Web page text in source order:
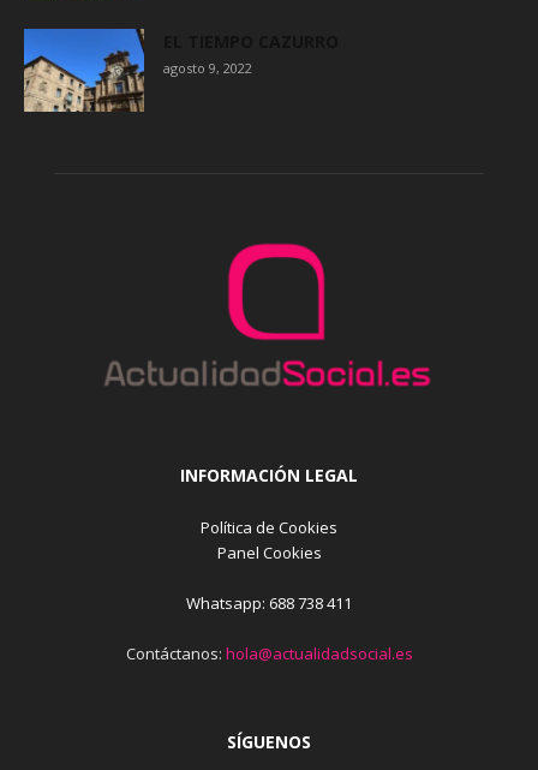
agosto 9, 2022
INFORMACIÓN LEGAL
Política de Cookies
Panel Cookies
Whatsapp: 688 738 411
Contáctanos: hola@actualidadsocial.es
SÍGUENOS